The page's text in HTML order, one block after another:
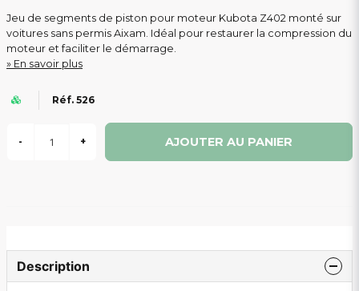
Jeu de segments de piston pour moteur Kubota Z402 monté sur
voitures sans permis Aixam. Idéal pour restaurer la compression du
moteur et faciliter le démarrage.
En savoir plus
Réf. 526
- + AJOUTER AU PANIER
Description